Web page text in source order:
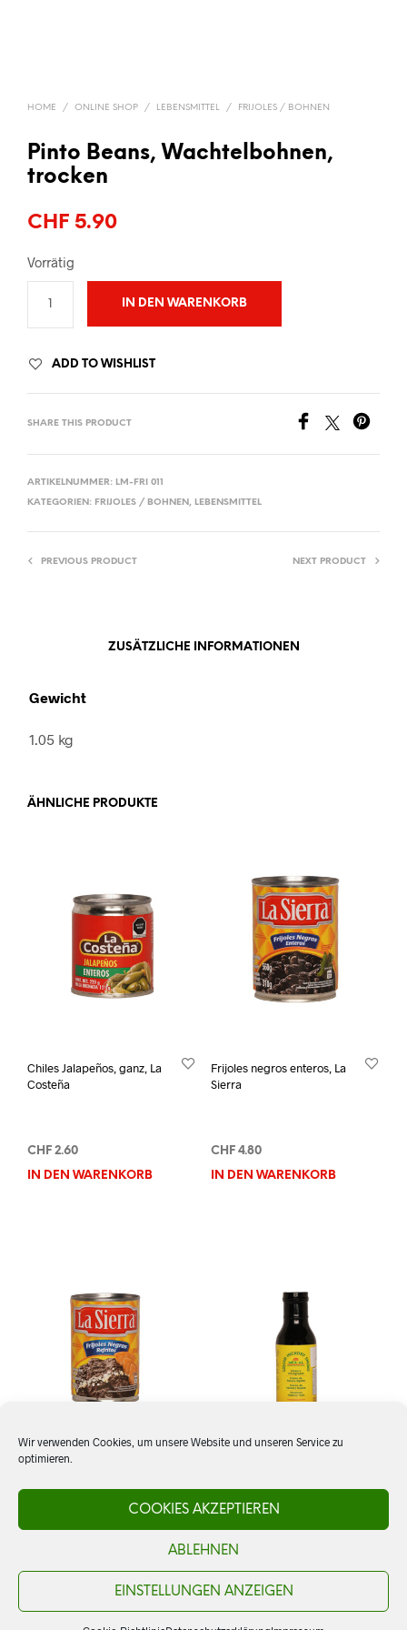
Wir verwenden Cookies, um unsere Website und unseren Service zu
optimieren.
COOKIES AKZEPTIEREN
ABLEHNEN
EINSTELLUNGEN ANZEIGEN
HOME / ONLINE SHOP / LEBENSMITTEL / FRIJOLES / BOHNEN
Pinto Beans, Wachtelbohnen,
trocken
CHF 5.90
Vorrätig
IN DEN WARENKORB
ADD TO WISHLIST
SHARE THIS PRODUCT
ARTIKELNUMMER: LM-FRI 011
KATEGORIEN: FRIJOLES / BOHNEN , LEBENSMITTEL
PREVIOUS PRODUCT NEXT PRODUCT
ZUSÄTZLICHE INFORMATIONEN
Gewicht
1.05 kg
ÄHNLICHE PRODUKTE
Chiles Jalapeños, ganz, La
Costeña
CHF 2.60
IN DEN WARENKORB
Frijoles negros enteros, La
Sierra
CHF4.80
IN DEN WARENKORB
Sierra